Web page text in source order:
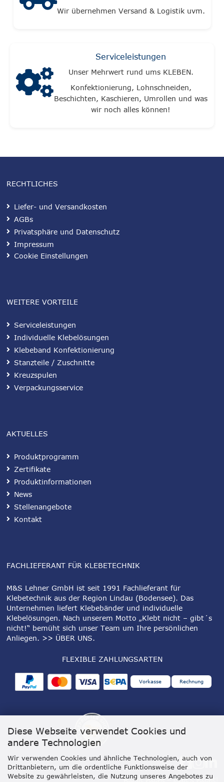
Diese Webseite verwendet Cookies und
andere Technologien
Wir verwenden Cookies und ähnliche Technologien, auch von
Drittanbietern, um die ordentliche Funktionsweise der
Website zu gewährleisten, die Nutzung unseres Angebotes zu
Wir übernehmen Versand & Logistik uvm.
Serviceleistungen
Unser Mehrwert rund ums KLEBEN.
Konfektionierung, Lohnschneiden,
Beschichten, Kaschieren, Umrollen und was
wir noch alles können!
RECHTLICHES
Liefer- und Versandkosten
AGBs
Privatsphäre und Datenschutz
Impressum
Cookie Einstellungen
WEITERE VORTEILE
Serviceleistungen
Individuelle Klebelösungen
Klebeband Konfektionierung
Stanzteile / Zuschnitte
Kreuzspulen
Verpackungsservice
FACHLIEFERANT FÜR KLEBETECHNIK
M&S Lehner GmbH ist seit 1991 Fachlieferant für
Klebetechnik aus der Region Lindau (Bodensee). Das
Unternehmen liefert Klebebänder und individuelle
Klebelösungen. Nach unserem Motto „Klebt nicht – gibt´s
nicht!“ bemüht sich unser Team um Ihre persönlichen
Anliegen. >> ÜBER UNS.
FLEXIBLE ZAHLUNGSARTEN
Vorkasse Rechnung
AKTUELLES
Produktprogramm
Zertifikate
Produktinformationen
News
Stellenangebote
Kontakt